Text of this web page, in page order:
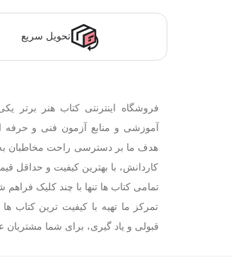
تحویل سریع
فروشگاه اینترنتی کتاب هنر برتر
آموزشی و منابع آزمون فنی و
هدف ما بر دسترسی راحت مخاطبان
کاردانش، با بهترین کیفیت و حداقل
تمامی کتاب ها تنها با چند کلیک
تمرکز ما تهیه با کیفیت ترین کتاب ها
قبولی و یاد گیری، برای شما